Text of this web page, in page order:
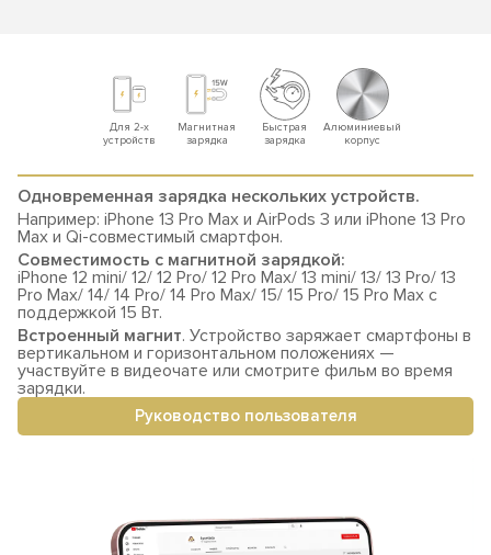
Для 2-х
устройств
Магнитная
зарядка
Быстрая
зарядка
Алюминиевый
корпус
Одновременная зарядка нескольких устройств.
Например: iPhone 13 Pro Max и AirPods 3 или iPhone 13 Pro
Max и Qi-совместимый смартфон.
Совместимость с магнитной зарядкой:
iPhone 12 mini/ 12/ 12 Pro/ 12 Pro Max/ 13 mini/ 13/ 13 Pro/ 13
Pro Max/ 14/ 14 Pro/ 14 Pro Max/ 15/ 15 Pro/ 15 Pro Max с
поддержкой 15 Вт.
Встроенный магнит. Устройство заряжает смартфоны в
вертикальном и горизонтальном положениях —
участвуйте в видеочате или смотрите фильм во время
зарядки.
Руководство пользователя